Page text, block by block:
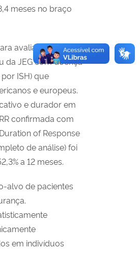
meses no braço
avaliar a eficácia e
da JEG com doença
ISH) que
e europeus.
e durador em
confirmada com
of Response
de análise) foi
a 12 meses.
alvo de pacientes
em indivíduos